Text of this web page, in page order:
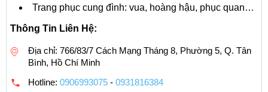
Trang phục cung đình: vua, hoàng hậu, phục quan…
Thông Tin Liên Hệ:
Địa chỉ: 766/83/7 Cách Mạng Tháng 8, Phường 5, Q. Tân
Bình, Hồ Chí Minh
Hotline: 0906993075 - 0931816384